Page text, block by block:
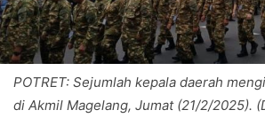
POTRET: Sejumlah kepala daerah
di Akmil Magelang, Jumat (21/2/2025).